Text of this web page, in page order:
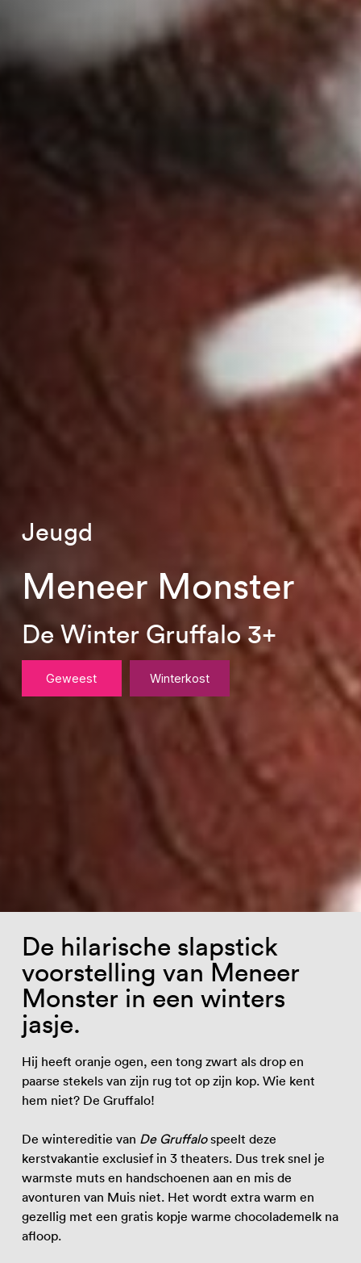
Meneer Monster
De Winter Gruffalo 3+
Jeugd
Geweest Winterkost
De hilarische slapstick
voorstelling van Meneer
Monster in een winters
jasje.
Hij heeft oranje ogen, een tong zwart als drop en
paarse stekels van zijn rug tot op zijn kop. Wie kent
hem niet? De Gruffalo!
De wintereditie van De Gruffalospeelt deze
kerstvakantie exclusief in 3 theaters. Dus trek snel je
warmste muts en handschoenen aan en mis de
avonturen van Muis niet. Het wordt extra warm en
gezellig met een gratis kopje warme chocolademelk na
afloop.